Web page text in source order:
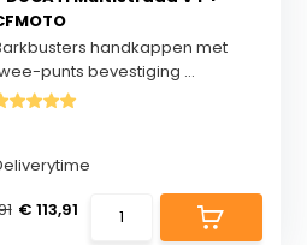
handkappen met
punts bevestiging ...
€ 113,91